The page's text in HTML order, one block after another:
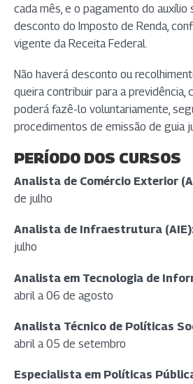
cada mês, e o pagamento do auxílio
desconto do Imposto de Renda,
vigente da Receita Federal.
Não haverá desconto ou
queira contribuir para a previdência,
poderá fazê-lo voluntariamente,
procedimentos de emissão de guia
PERÍODO DOS CURSOS
Analista de Comércio Exterior
de julho
Analista de Infraestrutura
julho
Analista em Tecnologia de
abril a 06 de agosto
Analista Técnico de Políticas
abril a 05 de setembro
Especialista em Políticas